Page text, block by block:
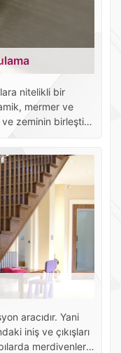
nitelikli bir
mermer ve
zeminin birleştiği
görünümü
güzel duyu
aracıdır. Yani
iniş ve çıkışları
merdivenlerin